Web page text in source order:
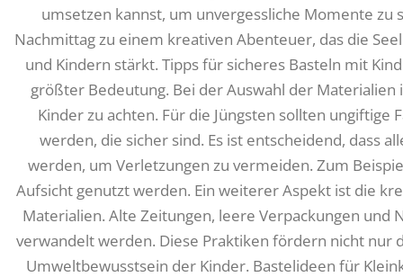
umsetzen kannst, um unvergessliche Momente
Nachmittag zu einem kreativen Abenteuer, das die
und Kindern stärkt. Tipps für sicheres Basteln mit
größter Bedeutung. Bei der Auswahl der
Kinder zu achten. Für die Jüngsten sollten
werden, die sicher sind. Es ist entscheidend, dass
werden, um Verletzungen zu vermeiden. Zum
Aufsicht genutzt werden. Ein weiterer Aspekt ist die
Materialien. Alte Zeitungen, leere Verpackungen
verwandelt werden. Diese Praktiken fördern nicht nur
Umweltbewusstsein der Kinder. Bastelideen für